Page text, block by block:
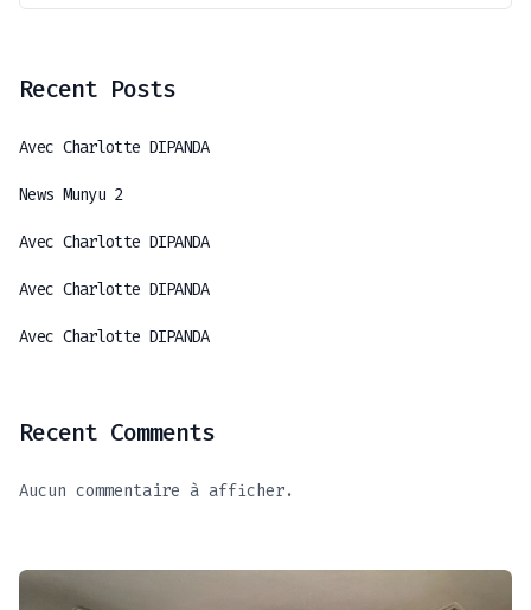
Recent Posts
Avec Charlotte DIPANDA
News Munyu 2
Avec Charlotte DIPANDA
Avec Charlotte DIPANDA
Avec Charlotte DIPANDA
Recent Comments
Aucun commentaire à afficher.